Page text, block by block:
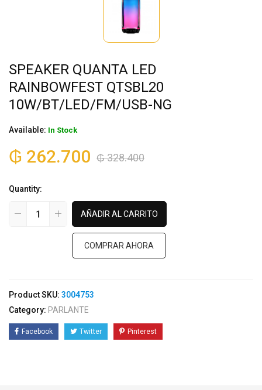
SPEAKER QUANTA LED
RAINBOWFEST QTSBL20
10W/BT/LED/FM/USB-NG
Available: In Stock
₲328.400
₲ 262.700
Quantity:
AÑADIR AL CARRITO
COMPRAR AHORA
Product SKU: 3004753
Category: PARLANTE
Facebook Twitter Pinterest